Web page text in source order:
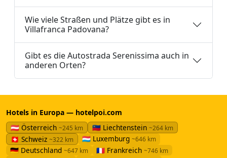
Wie viele Straßen und Plätze gibt es in
Villafranca Padovana?
Gibt es die Autostrada Serenissima auch in
anderen Orten?
Hotels in Europa — hotelpoi.com
🇦🇹 Österreich ~245 km 🇱🇮 Liechtenstein ~264 km
🇨🇭 Schweiz ~322 km 🇱🇺 Luxemburg ~646 km
🇩🇪 Deutschland ~647 km 🇫🇷 Frankreich ~746 km